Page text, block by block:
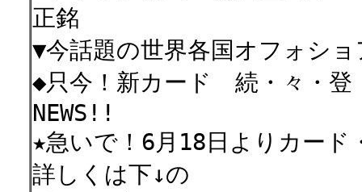
正銘
▼今話題の世界各国オフォシ
◆只今！新カード 続・々・登
NEWS!!
★急いで！6月18日よりカード
詳しくは下↓の